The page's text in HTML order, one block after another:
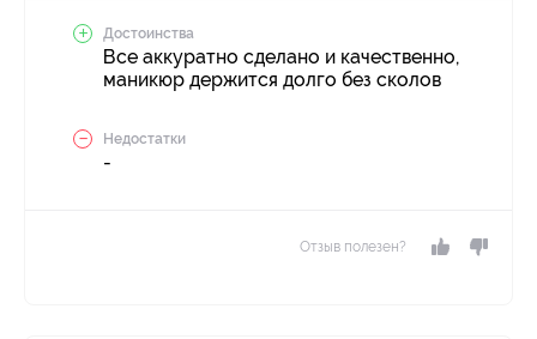
Достоинства
Все аккуратно сделано и качественно,
маникюр держится долго без сколов
Недостатки
-
Отзыв полезен?